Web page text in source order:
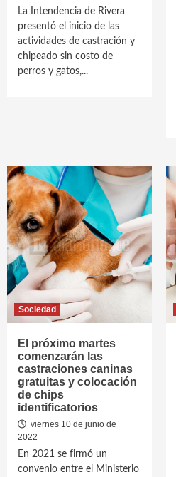
La Intendencia de Rivera
presentó el inicio de las
actividades de castración y
chipeado sin costo de
perros y gatos,...
Sociedad
El próximo martes
comenzarán las
castraciones caninas
gratuitas y colocación
de chips
identificatorios
viernes 10 de junio de
2022
En 2021 se firmó un
convenio entre el Ministerio